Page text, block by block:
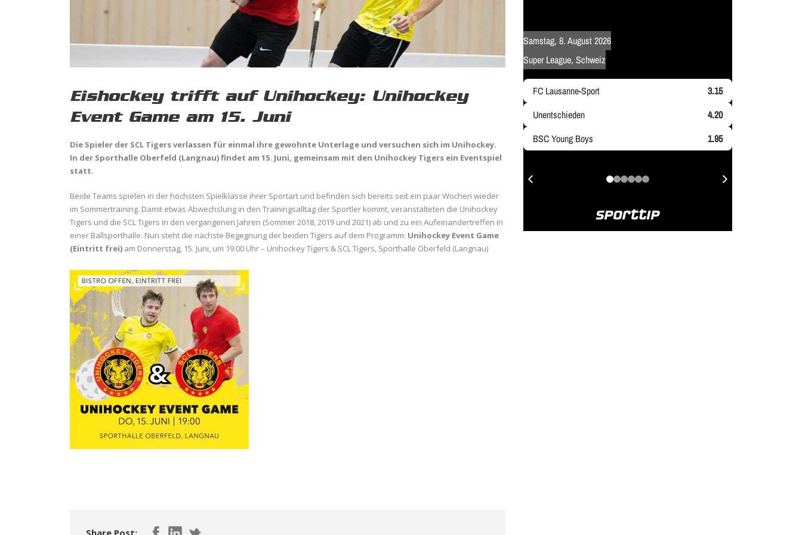
Eishockey trifft auf Unihockey: Unihockey
Event Game am 15. Juni
Die Spieler der SCL Tigers verlassen für einmal ihre gewohnte Unterlage und versuchen sich im Unihockey.
In der Sporthalle Oberfeld (Langnau) findet am 15. Juni, gemeinsam mit den Unihockey Tigers ein Eventspiel
statt.
Beide Teams spielen in der höchsten Spielklasse ihrer Sportart und befinden sich bereits seit ein paar Wochen wieder
im Sommertraining. Damit etwas Abwechslung in den Trainingsalltag der Sportler kommt, veranstalteten die Unihockey
Tigers und die SCL Tigers in den vergangenen Jahren (Sommer 2018, 2019 und 2021) ab und zu ein Aufeinandertreffen in
einer Ballsporthalle. Nun steht die nächste Begegnung der beiden Tigers auf dem Programm: Unihockey Event Game
(Eintritt frei) am Donnerstag, 15. Juni, um 19:00 Uhr – Unihockey Tigers & SCL Tigers, Sporthalle Oberfeld (Langnau)